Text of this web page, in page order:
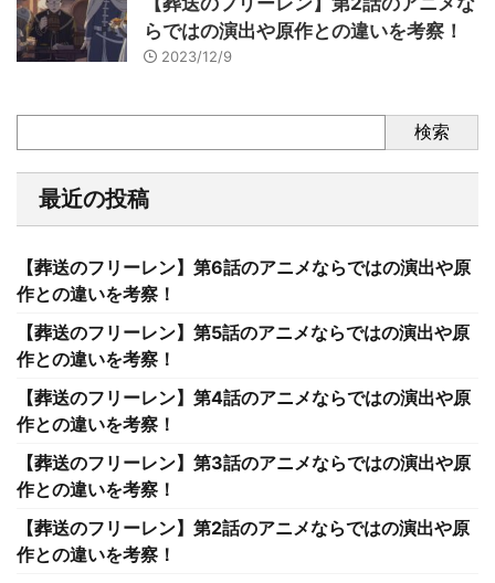
らではの演出や原作との違いを考察！
2023/12/9
検索
最近の投稿
【葬送のフリーレン】第6話のアニメならではの演出や原
作との違いを考察！
【葬送のフリーレン】第5話のアニメならではの演出や原
作との違いを考察！
【葬送のフリーレン】第4話のアニメならではの演出や原
作との違いを考察！
【葬送のフリーレン】第3話のアニメならではの演出や原
作との違いを考察！
【葬送のフリーレン】第2話のアニメならではの演出や原
作との違いを考察！